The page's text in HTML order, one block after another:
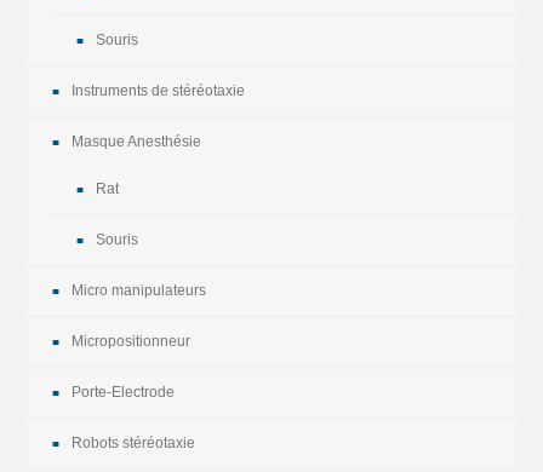
Souris
Instruments de stéréotaxie
Masque Anesthésie
Rat
Souris
Micro manipulateurs
Micropositionneur
Porte-Electrode
Robots stéréotaxie